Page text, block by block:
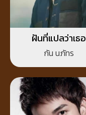
ฝันที่แปลว่าเธอ
กัน นภัทร